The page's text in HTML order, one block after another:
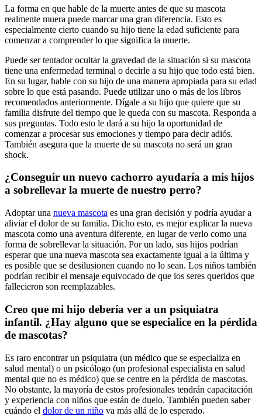
La forma en que hable de la muerte antes de que su mascota
realmente muera puede marcar una gran diferencia. Esto es
especialmente cierto cuando su hijo tiene la edad suficiente para
comenzar a comprender lo que significa la muerte.
Puede ser tentador ocultar la gravedad de la situación si su mascota
tiene una enfermedad terminal o decirle a su hijo que todo está bien.
En su lugar, hable con su hijo de una manera apropiada para su edad
sobre lo que está pasando. Puede utilizar uno o más de los libros
recomendados anteriormente. Dígale a su hijo que quiere que su
familia disfrute del tiempo que le queda con su mascota. Responda a
sus preguntas. Todo esto le dará a su hijo la oportunidad de
comenzar a procesar sus emociones y tiempo para decir adiós.
También asegura que la muerte de su mascota no será un gran
shock.
¿Conseguir un nuevo cachorro ayudaría a mis hijos
a sobrellevar la muerte de nuestro perro?
Adoptar una nueva mascota es una gran decisión y podría ayudar a
aliviar el dolor de su familia. Dicho esto, es mejor explicar la nueva
mascota como una aventura diferente, en lugar de verlo como una
forma de sobrellevar la situación. Por un lado, sus hijos podrían
esperar que una nueva mascota sea exactamente igual a la última y
es posible que se desilusionen cuando no lo sean. Los niños también
podrían recibir el mensaje equivocado de que los seres queridos que
fallecieron son reemplazables.
Creo que mi hijo debería ver a un psiquiatra
infantil. ¿Hay alguno que se especialice en la pérdida
de mascotas?
Es raro encontrar un psiquiatra (un médico que se especializa en
salud mental) o un psicólogo (un profesional especialista en salud
mental que no es médico) que se centre en la pérdida de mascotas.
No obstante, la mayoría de estos profesionales tendrán capacitación
y experiencia con niños que están de duelo. También pueden saber
cuándo el dolor de un niño va más allá de lo esperado.